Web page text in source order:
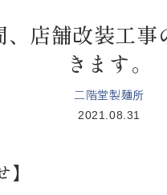
店舗改装工事
きます。
二階堂製麺所
2021.08.31